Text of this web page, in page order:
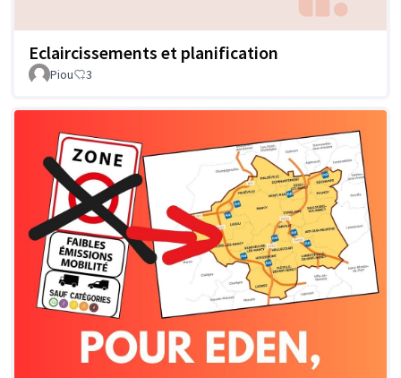
Eclaircissements et planification
Piou 3